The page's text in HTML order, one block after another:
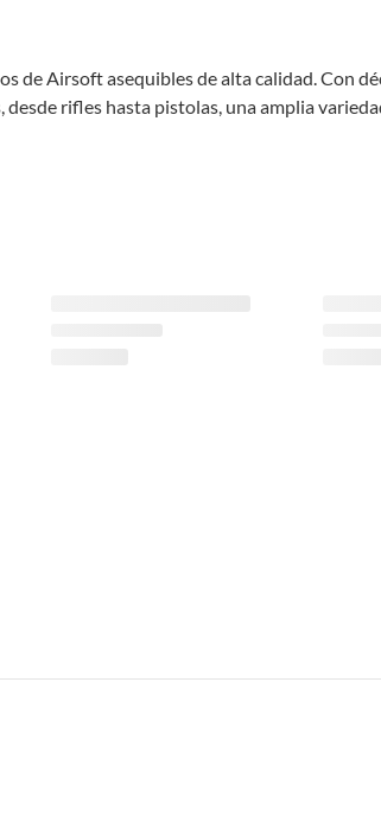
de Airsoft asequibles de alta calidad. Con
rifles hasta pistolas, una amplia